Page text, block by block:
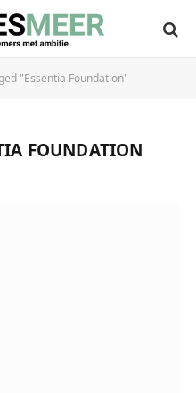
"Essentia Foundation"
FOUNDATION